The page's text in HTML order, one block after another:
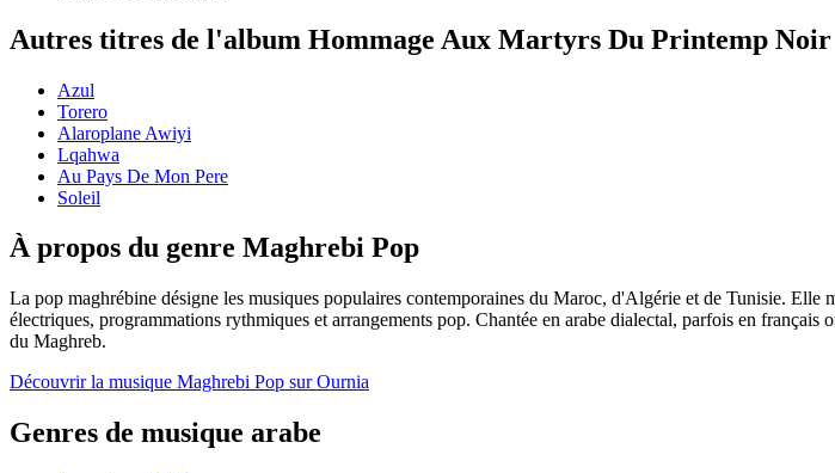
Autres titres de l'album Hommage Aux Martyrs Du Printemp Noir
Azul
Torero
Alaroplane Awiyi
Lqahwa
Au Pays De Mon Pere
Soleil
À propos du genre Maghrebi Pop
La pop maghrébine désigne les musiques populaires contemporaines du Maroc, d'Algérie et de Tunisie.
électriques, programmations rythmiques et arrangements pop. Chantée en arabe dialectal, parfois en
du Maghreb.
Découvrir la musique Maghrebi Pop sur Ournia
Genres de musique arabe